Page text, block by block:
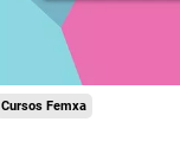
Cursos Femxa